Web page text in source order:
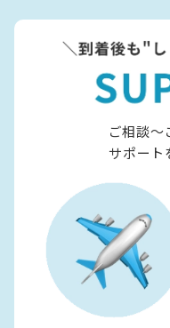
ご相談〜
サポート